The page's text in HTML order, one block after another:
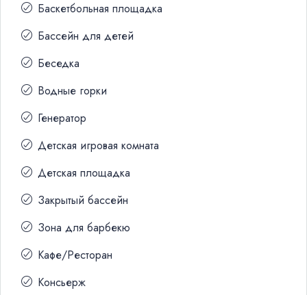
Баскетбольная площадка
Бассейн для детей
Беседка
Водные горки
Генератор
Детская игровая комната
Детская площадка
Закрытый бассейн
Зона для барбекю
Кафе/Ресторан
Консьерж